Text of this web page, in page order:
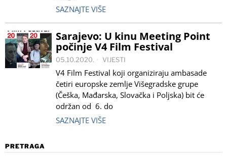
SAZNAJTE VIŠE
Sarajevo: U kinu Meeting Point
počinje V4 Film Festival
05.10.2020. VIJESTI
V4 Film Festival koji organiziraju ambasade
četiri europske zemlje Višegradske grupe
(Češka, Mađarska, Slovačka i Poljska) bit će
održan od 6. do
SAZNAJTE VIŠE
PRETRAGA